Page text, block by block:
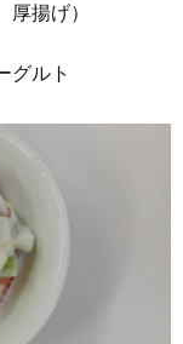
揚げ）
グルト